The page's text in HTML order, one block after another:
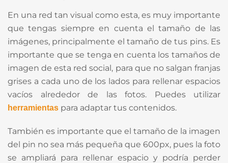
En una red tan visual como esta, es muy importante
que tengas siempre en cuenta el tamaño de las
imágenes, principalmente el tamaño de tus pins. Es
importante que se tenga en cuenta los tamaños de
imagen de esta red social, para que no salgan franjas
grises a cada uno de los lados para rellenar espacios
vacíos alrededor de las fotos. Puedes utilizar
herramientas para adaptar tus contenidos.
También es importante que el tamaño de la imagen
del pin no sea más pequeña que 600px, pues la foto
se ampliará para rellenar espacio y podría perder